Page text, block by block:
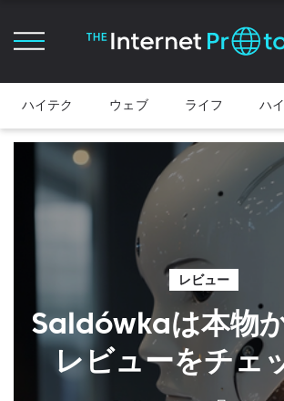
ハイテク ウェブ ライフ ハ
レビュー
Saldówkaは本物
レビューをチェ